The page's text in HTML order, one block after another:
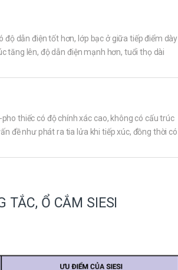
dẫn điện tốt hơn, lớp bạc ở giữa tiếp điểm dày
tăng lên, độ dẫn điện mạnh hơn, tuổi thọ dài
thiếc có độ chính xác cao, không có cấu trúc
đề như phát ra tia lửa khi tiếp xúc, đồng thời có
TẮC, Ổ CẮM SIESI